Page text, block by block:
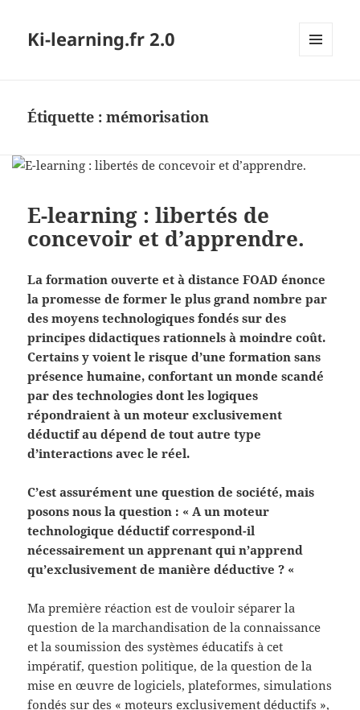
Ki-learning.fr 2.0
Étiquette :mémorisation
E-learning : libertés de
concevoir et d’apprendre.
La formation ouverte et à distance FOAD énonce
la promesse de former le plus grand nombre par
des moyens technologiques fondés sur des
principes didactiques rationnels à moindre coût.
Certains y voient le risque d’une formation sans
présence humaine, confortant un monde scandé
par des technologies dont les logiques
répondraient à un moteur exclusivement
déductif au dépend de tout autre type
d’interactions avec le réel.
C’est assurément une question de société, mais
posons nous la question : « A un moteur
technologique déductif correspond-il
nécessairement un apprenant qui n’apprend
qu’exclusivement de manière déductive ? «
Ma première réaction est de vouloir séparer la
question de la marchandisation de la connaissance
et la soumission des systèmes éducatifs à cet
impératif, question politique, de la question de la
mise en œuvre de logiciels, plateformes, simulations
fondés sur des « moteurs exclusivement déductifs »,